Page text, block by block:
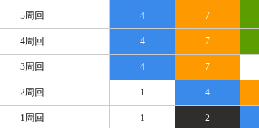
5周回 4 7
4周回 4 7
3周回 4 7
2周回 1 4
1周回 1 2